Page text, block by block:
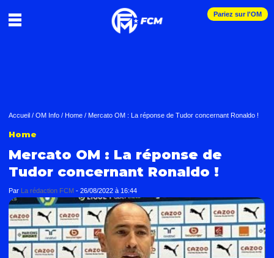
Pariez sur l'OM
Accueil / OM Info / Home / Mercato OM : La réponse de Tudor concernant Ronaldo !
Home
Mercato OM : La réponse de
Tudor concernant Ronaldo !
Par La rédaction FCM - 26/08/2022 à 16:44